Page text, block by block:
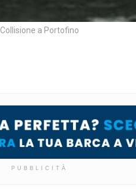
Collisione a Portofino
PUBBLICITÀ